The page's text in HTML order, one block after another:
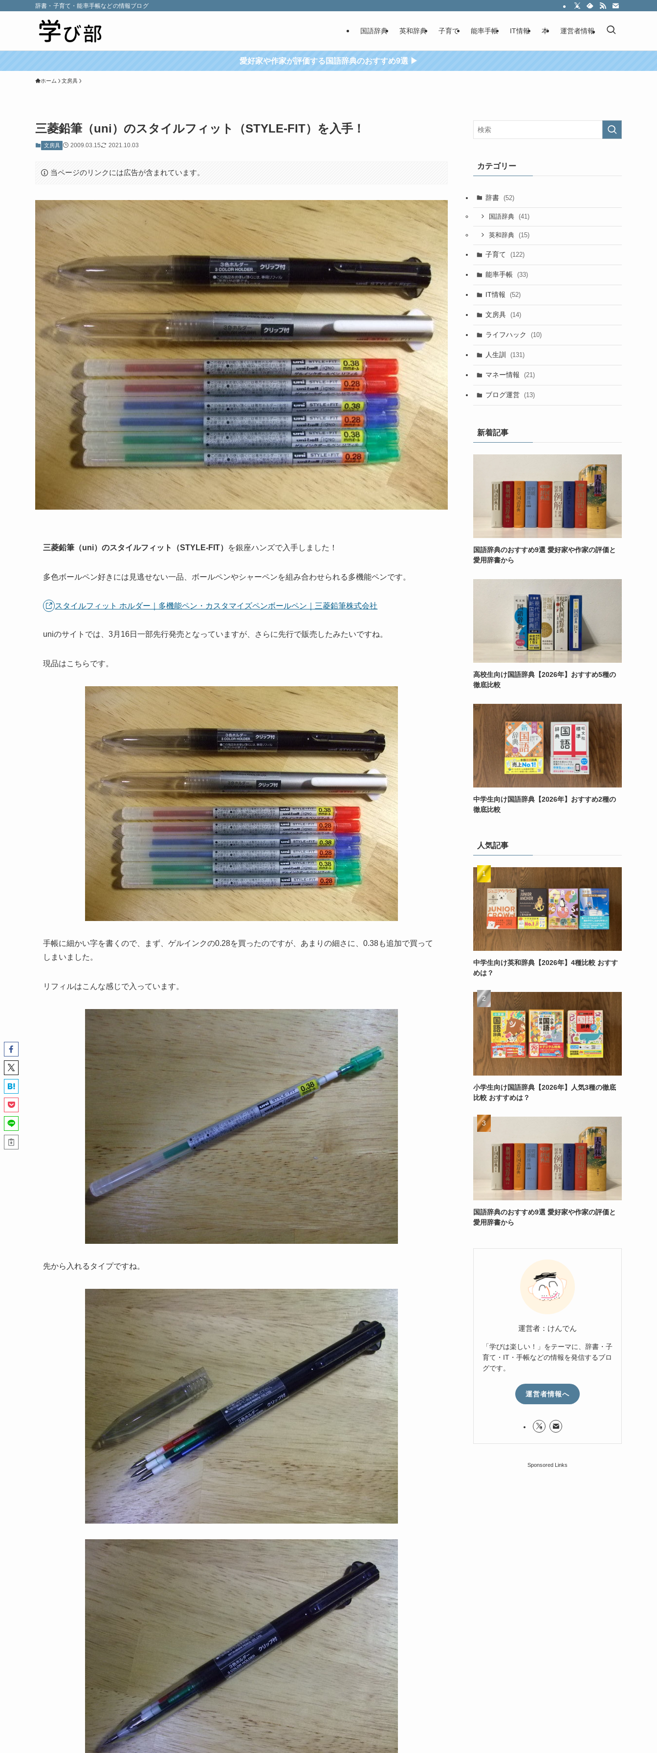
辞書・子育て・能率手帳などの情報ブログ
国語辞典 英和辞典 子育て 能率手帳 IT情報 本 運営者情報
愛好家や作家が評価する国語辞典のおすすめ9選 ▶
ホーム 文房具
三菱鉛筆（uni）のスタイルフィット（STYLE-FIT）を入手！
文房具 2009.03.15 2021.10.03
当ページのリンクには広告が含まれています。
三菱鉛筆（uni）のスタイルフィット（STYLE-FIT） を銀座ハンズで入手しました！
多色ボールペン好きには見逃せない一品、ボールペンやシャーペンを組み合わせられる多機能ペンです。
スタイルフィット ホルダー｜多機能ペン・カスタマイズペンボールペン｜三菱鉛筆株式会社
uniのサイトでは、3月16日一部先行発売となっていますが、さらに先行で販売したみたいですね。
現品はこちらです。
手帳に細かい字を書くので、まず、ゲルインクの0.28を買ったのですが、あまりの細さに、0.38も追加で買って
しまいました。
リフィルはこんな感じで入っています。
先から入れるタイプですね。
カテゴリー
辞書 (52)
国語辞典 (41)
英和辞典 (15)
子育て (122)
能率手帳 (33)
IT情報 (52)
文房具 (14)
ライフハック (10)
人生訓 (131)
マネー情報 (21)
ブログ運営 (13)
新着記事
国語辞典のおすすめ9選 愛好家や作家の評価と
愛用辞書から
高校生向け国語辞典【2026年】おすすめ5種の
徹底比較
中学生向け国語辞典【2026年】おすすめ2種の
徹底比較
人気記事
中学生向け英和辞典【2026年】4種比較 おすす
めは？
小学生向け国語辞典【2026年】人気3種の徹底
比較 おすすめは？
国語辞典のおすすめ9選 愛好家や作家の評価と
愛用辞書から
運営者：けんでん
「学びは楽しい！」をテーマに、辞書・子
育て・IT・手帳などの情報を発信するブロ
グです。
運営者情報へ
Sponsored Links